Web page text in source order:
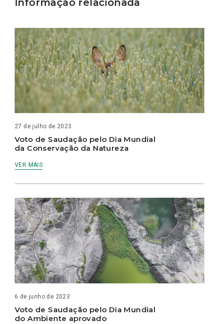
Informação relacionada
27 de julho de 2023
Voto de Saudação pelo Dia Mundial
da Conservação da Natureza
VER MAIS
6 de junho de 2023
Voto de Saudação pelo Dia Mundial
do Ambiente aprovado